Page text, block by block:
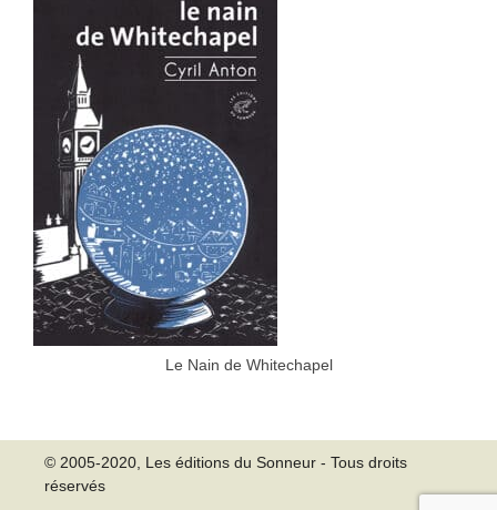
Le Nain de Whitechapel
© 2005-2020, Les éditions du Sonneur - Tous droits
réservés